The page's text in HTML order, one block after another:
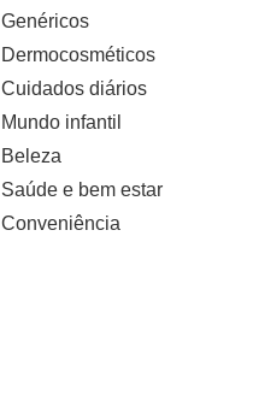
Genéricos
Dermocosméticos
Cuidados diários
Mundo infantil
Beleza
Saúde e bem estar
Conveniência